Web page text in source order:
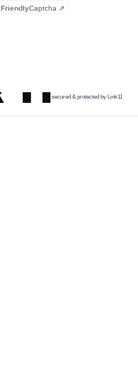
FriendlyCaptcha ⇗
secured & protected by Link11